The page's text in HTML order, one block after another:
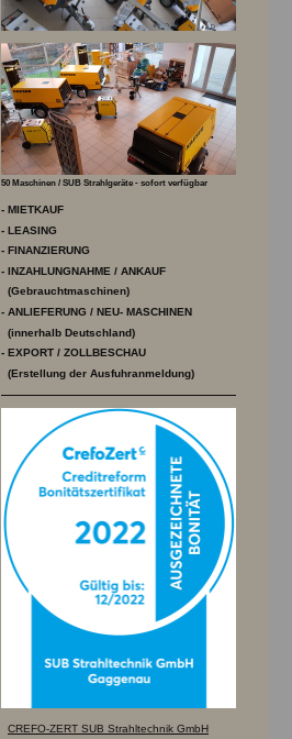
50 Maschinen / SUB Strahlgeräte - sofort verfügbar
- MIETKAUF
- LEASING
- FINANZIERUNG
- INZAHLUNGNAHME / ANKAUF
(Gebrauchtmaschinen)
- ANLIEFERUNG / NEU- MASCHINEN
(innerhalb Deutschland)
- EXPORT / ZOLLBESCHAU
(Erstellung der Ausfuhranmeldung)
CREFO-ZERT SUB Strahltechnik GmbH